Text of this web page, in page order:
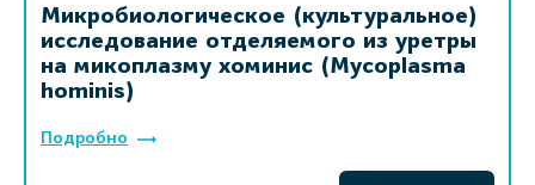
Микробиологическое (культуральное)
исследование отделяемого из уретры
на микоплазму хоминис (Mycoplasma
hominis)
Подробно